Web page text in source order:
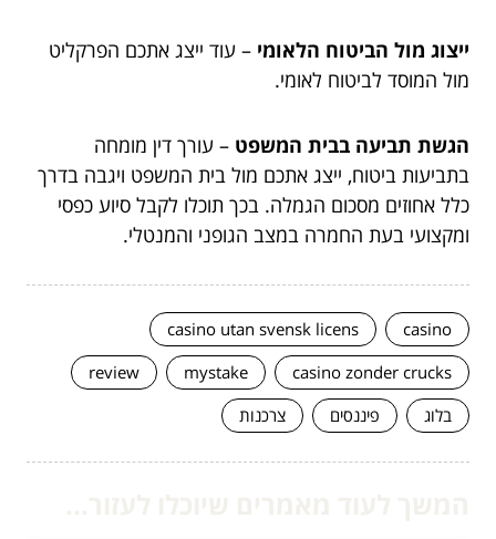
ייצוג מול הביטוח הלאומי – עוד ייצג אתכם הפרקליט
מול המוסד לביטוח לאומי.
הגשת תביעה בבית המשפט – עורך דין מומחה
בתביעות ביטוח, ייצג אתכם מול בית המשפט ויגבה בדרך
כלל אחוזים מסכום הגמלה. בכך תוכלו לקבל סיוע כפסי
ומקצועי בעת החמרה במצב הגופני והמנטלי.
casino
casino utan svensk licens
casino zonder crucks
mystake
review
בלוג
פיננסים צרכנות